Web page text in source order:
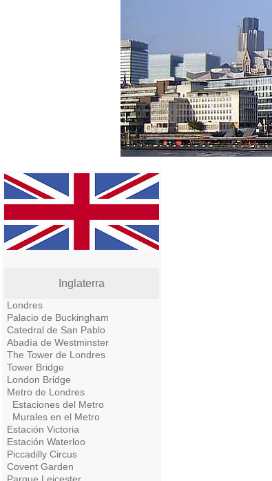
Inglaterra
Londres
Palacio de Buckingham
Catedral de San Pablo
Abadía de Westminster
The Tower de Londres
Tower Bridge
London Bridge
Metro de Londres
Estaciones del Metro
Murales en el Metro
Estación Victoria
Estación Waterloo
Piccadilly Circus
Covent Garden